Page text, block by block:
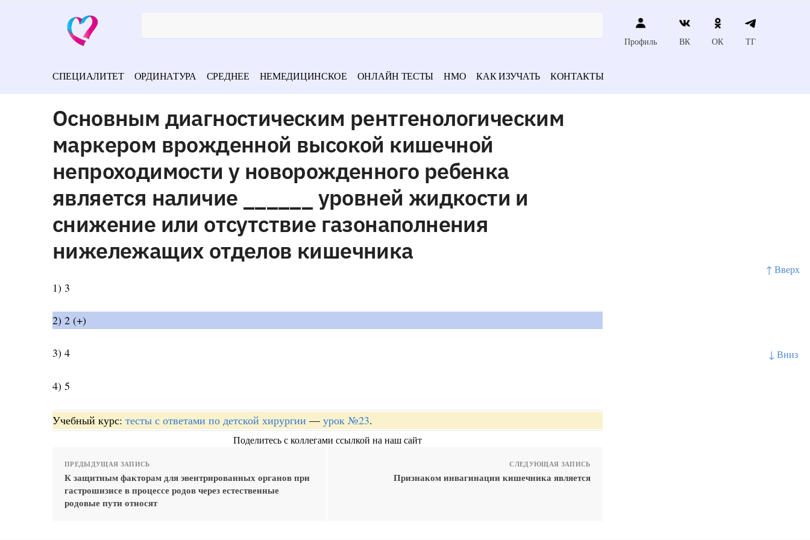
↑ Вверх
↓ Вниз
Профиль ВК ОК ТГ
СПЕЦИАЛИТЕТ ОРДИНАТУРА СРЕДНЕЕ НЕМЕДИЦИНСКОЕ ОНЛАЙН ТЕСТЫ НМО КАК ИЗУЧАТЬ КОНТАКТЫ
Основным диагностическим рентгенологическим
маркером врожденной высокой кишечной
непроходимости у новорожденного ребенка
является наличие ______ уровней жидкости и
снижение или отсутствие газонаполнения
нижележащих отделов кишечника
1) 3
2) 2 (+)
3) 4
4) 5
Учебный курс: тесты с ответами по детской хирургии — урок №23.
Поделитесь с коллегами ссылкой на наш сайт
ПРЕДЫДУЩАЯ ЗАПИСЬ
К защитным факторам для эвентрированных органов при
гастрошизисе в процессе родов через естественные
родовые пути относят
СЛЕДУЮЩАЯ ЗАПИСЬ
Признаком инвагинации кишечника является